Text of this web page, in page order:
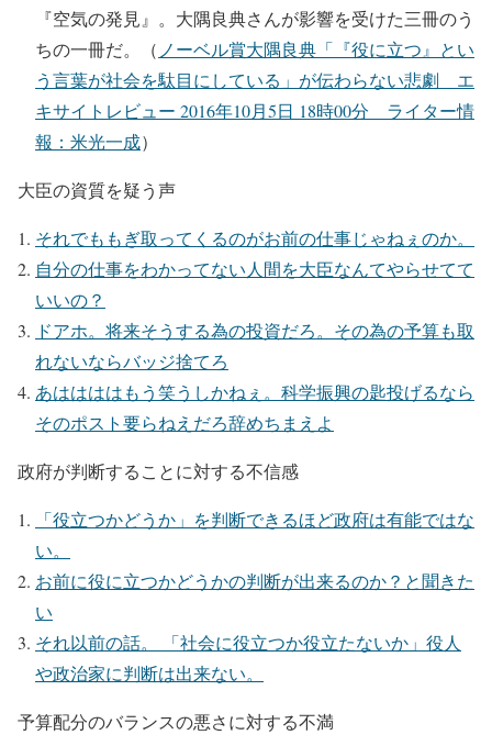
『空気の発見』。大隅良典さんが影響を受けた三冊のう
ちの一冊だ。（ ノーベル賞大隅良典「『役に立つ』とい
う言葉が社会を駄目にしている」が伝わらない悲劇 エ
キサイトレビュー 2016年10月5日 18時00分 ライター情
報：米光一成）
大臣の資質を疑う声
それでももぎ取ってくるのがお前の仕事じゃねぇのか。
自分の仕事をわかってない人間を大臣なんてやらせてて
いいの？
ドアホ。将来そうする為の投資だろ。その為の予算も取
れないならバッジ捨てろ
あははははもう笑うしかねぇ。科学振興の匙投げるなら
そのポスト要らねえだろ辞めちまえよ
政府が判断することに対する不信感
「役立つかどうか」を判断できるほど政府は有能ではな
い。
お前に役に立つかどうかの判断が出来るのか？と聞きた
い
それ以前の話。 「社会に役立つか役立たないか」役人
や政治家に判断は出来ない。
予算配分のバランスの悪さに対する不満